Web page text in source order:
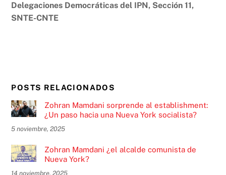
Delegaciones Democráticas del IPN, Sección 11,
SNTE-CNTE
POSTS RELACIONADOS
Zohran Mamdani sorprende al establishment:
¿Un paso hacia una Nueva York socialista?
5 noviembre, 2025
Zohran Mamdani ¿el alcalde comunista de
Nueva York?
14 noviembre, 2025